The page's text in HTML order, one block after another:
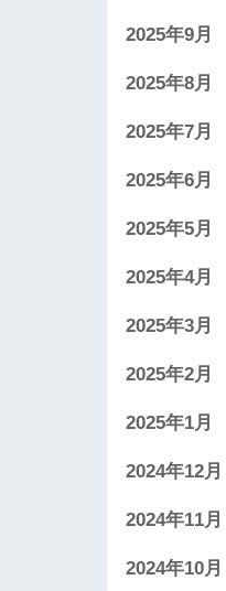
2025年9月
2025年8月
2025年7月
2025年6月
2025年5月
2025年4月
2025年3月
2025年2月
2025年1月
2024年12月
2024年11月
2024年10月